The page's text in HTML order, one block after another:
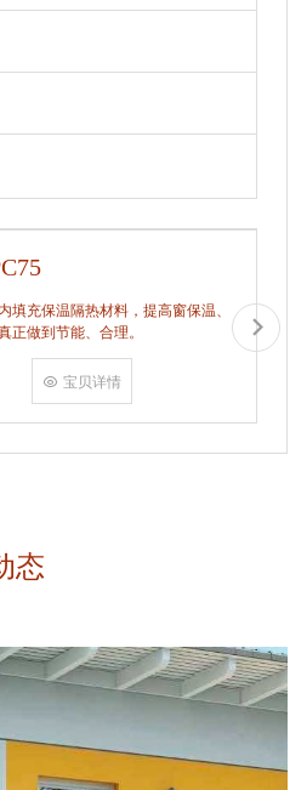
填充保温隔热材料，提高窗保温、
正做到节能、合理。
宝贝详情
态